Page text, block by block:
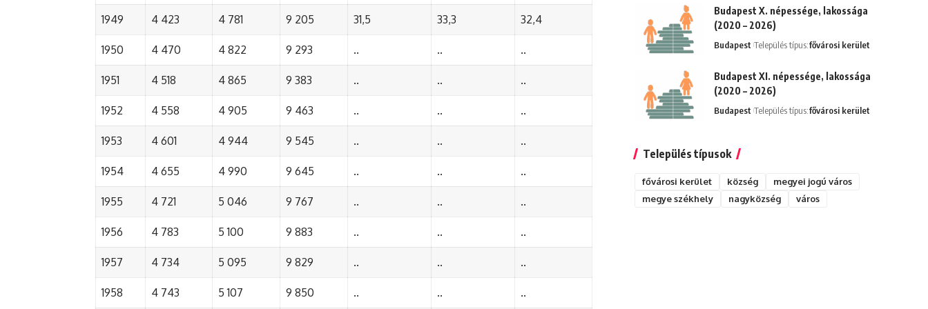
1949 4 423 4 781 9 205 31,5 33,3 32,4
1950 4 470 4 822 9 293 .. .. ..
1951 4 518 4 865 9 383 .. .. ..
1952 4 558 4 905 9 463 .. .. ..
1953 4 601 4 944 9 545 .. .. ..
1954 4 655 4 990 9 645 .. .. ..
1955 4 721 5 046 9 767 .. .. ..
1956 4 783 5 100 9 883 .. .. ..
1957 4 734 5 095 9 829 .. .. ..
1958 4 743 5 107 9 850 .. .. ..
Budapest X. népessége, lakossága
(2020 – 2026)
Budapest Település típus:fővárosi kerület
Budapest XI. népessége, lakossága
(2020 – 2026)
Budapest Település típus:fővárosi kerület
Település típusok
fővárosi kerület község
megyei jogú város
megye székhely
nagyközség város